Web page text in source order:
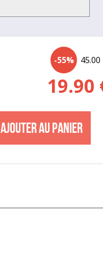
-55% 45.00
19.90
AJOUTER AU PANIER